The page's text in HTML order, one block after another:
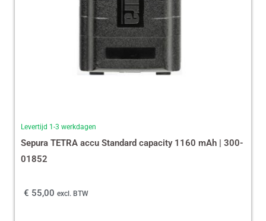
Levertijd 1-3 werkdagen
Sepura TETRA accu Standard capacity 1160 mAh | 300-
01852
€ 55,00 excl. BTW